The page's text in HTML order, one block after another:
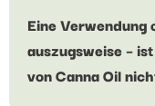
Eine
auszugsweise –
von Canna Oil